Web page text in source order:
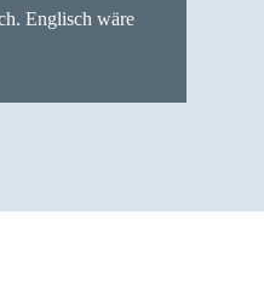
Englisch wäre